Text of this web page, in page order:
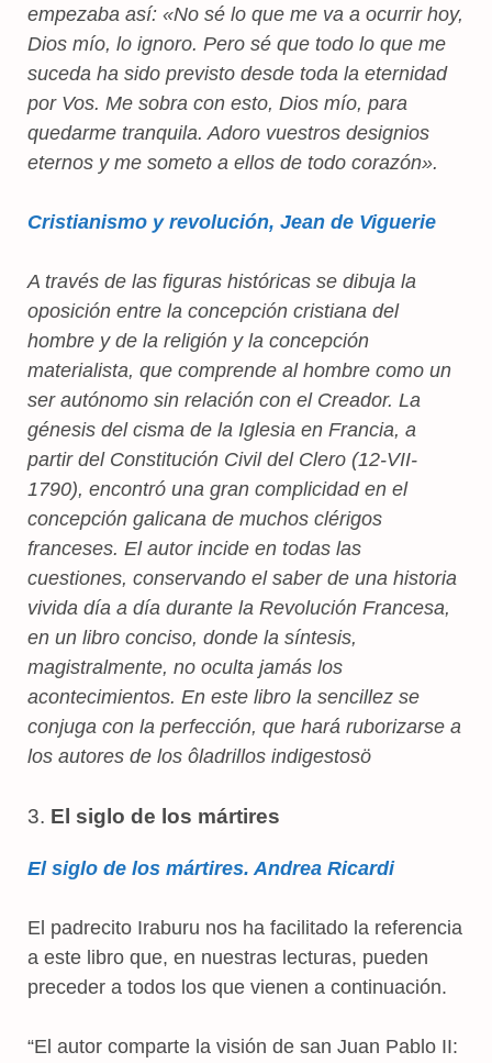
empezaba así: «No sé lo que me va a ocurrir hoy,
Dios mío, lo ignoro. Pero sé que todo lo que me
suceda ha sido previsto desde toda la eternidad
por Vos. Me sobra con esto, Dios mío, para
quedarme tranquila. Adoro vuestros designios
eternos y me someto a ellos de todo corazón».
Cristianismo y revolución, Jean de Viguerie
A través de las figuras históricas se dibuja la
oposición entre la concepción cristiana del
hombre y de la religión y la concepción
materialista, que comprende al hombre como un
ser autónomo sin relación con el Creador. La
génesis del cisma de la Iglesia en Francia, a
partir del Constitución Civil del Clero (12-VII-
1790), encontró una gran complicidad en el
concepción galicana de muchos clérigos
franceses. El autor incide en todas las
cuestiones, conservando el saber de una historia
vivida día a día durante la Revolución Francesa,
en un libro conciso, donde la síntesis,
magistralmente, no oculta jamás los
acontecimientos. En este libro la sencillez se
conjuga con la perfección, que hará ruborizarse a
los autores de los ôladrillos indigestosö
3. El siglo de los mártires
El siglo de los mártires. Andrea Ricardi
El padrecito Iraburu nos ha facilitado la referencia
a este libro que, en nuestras lecturas, pueden
preceder a todos los que vienen a continuación.
“El autor comparte la visión de san Juan Pablo II: